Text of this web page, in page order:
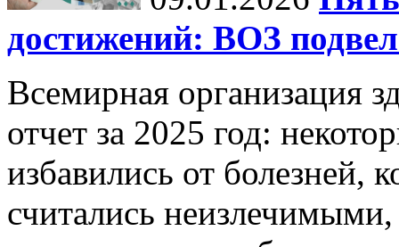
достижений: ВОЗ
Всемирная организация
отчет за 2025 год:
избавились от болезней,
считались неизлечимыми,